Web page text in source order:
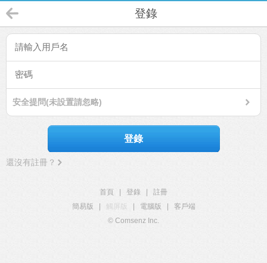
登錄
安全提問(未設置請忽略)
登錄
還沒有註冊？
首頁 登錄
註冊
簡易版
觸屏版 電腦版
客戶端
© Comsenz Inc.